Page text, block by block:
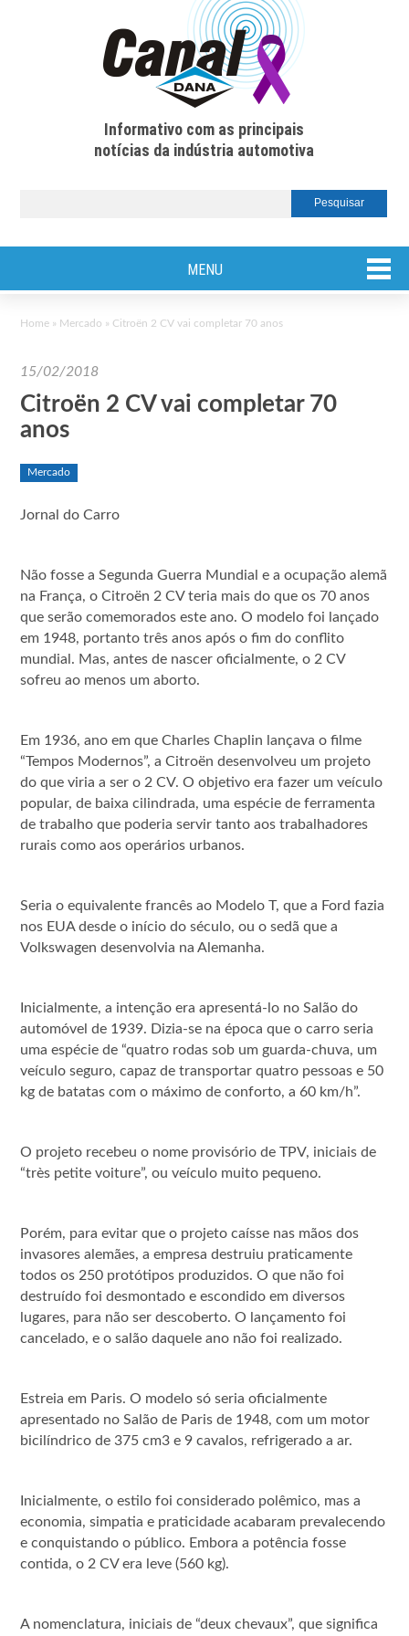
Informativo com as principais
notícias da indústria automotiva
MENU
Home » Mercado » Citroën 2 CV vai completar 70 anos
15/02/2018
Citroën 2 CV vai completar 70
anos
Mercado
Jornal do Carro
Não fosse a Segunda Guerra Mundial e a ocupação alemã
na França, o Citroën 2 CV teria mais do que os 70 anos
que serão comemorados este ano. O modelo foi lançado
em 1948, portanto três anos após o fim do conflito
mundial. Mas, antes de nascer oficialmente, o 2 CV
sofreu ao menos um aborto.
Em 1936, ano em que Charles Chaplin lançava o filme
“Tempos Modernos”, a Citroën desenvolveu um projeto
do que viria a ser o 2 CV. O objetivo era fazer um veículo
popular, de baixa cilindrada, uma espécie de ferramenta
de trabalho que poderia servir tanto aos trabalhadores
rurais como aos operários urbanos.
Seria o equivalente francês ao Modelo T, que a Ford fazia
nos EUA desde o início do século, ou o sedã que a
Volkswagen desenvolvia na Alemanha.
Inicialmente, a intenção era apresentá-lo no Salão do
automóvel de 1939. Dizia-se na época que o carro seria
uma espécie de “quatro rodas sob um guarda-chuva, um
veículo seguro, capaz de transportar quatro pessoas e 50
kg de batatas com o máximo de conforto, a 60 km/h”.
O projeto recebeu o nome provisório de TPV, iniciais de
“très petite voiture”, ou veículo muito pequeno.
Porém, para evitar que o projeto caísse nas mãos dos
invasores alemães, a empresa destruiu praticamente
todos os 250 protótipos produzidos. O que não foi
destruído foi desmontado e escondido em diversos
lugares, para não ser descoberto. O lançamento foi
cancelado, e o salão daquele ano não foi realizado.
Estreia em Paris. O modelo só seria oficialmente
apresentado no Salão de Paris de 1948, com um motor
bicilíndrico de 375 cm3 e 9 cavalos, refrigerado a ar.
Inicialmente, o estilo foi considerado polêmico, mas a
economia, simpatia e praticidade acabaram prevalecendo
e conquistando o público. Embora a potência fosse
contida, o 2 CV era leve (560 kg).
A nomenclatura, iniciais de “deux chevaux”, que significa